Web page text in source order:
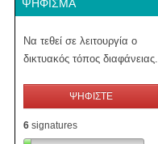
ΨΉΦΙΣΜΑ
Να τεθεί σε λειτουργία ο
δικτυακός τόπος διαφάνειας.
ΨΗΦΙΣΤΕ
6 signatures